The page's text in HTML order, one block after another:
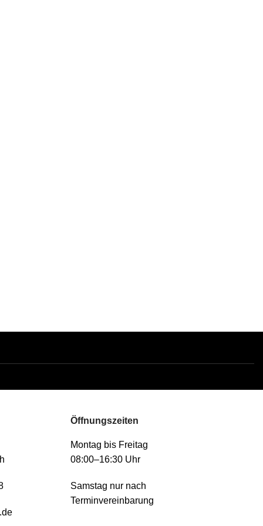
Öffnungszeiten
Montag bis Freitag
08:00–16:30 Uhr
Samstag nur nach
Terminvereinbarung